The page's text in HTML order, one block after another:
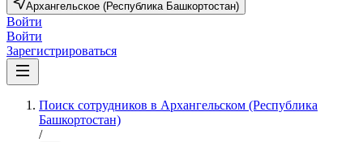
Архангельское (Республика Башкортостан)
Войти
Войти
Зарегистрироваться
Поиск сотрудников в Архангельском (Республика
Башкортостан)
/